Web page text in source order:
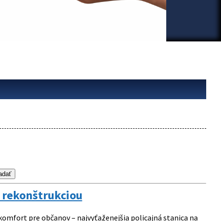
rekonštrukciou
pre občanov – najvyťaženejšia policajná stanica na